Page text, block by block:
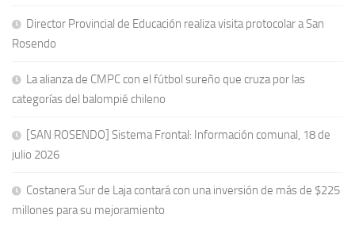
Director Provincial de Educación realiza visita protocolar a San
Rosendo
La alianza de CMPC con el fútbol sureño que cruza por las
categorías del balompié chileno
[SAN ROSENDO] Sistema Frontal: Información comunal, 18 de
julio 2026
Costanera Sur de Laja contará con una inversión de más de $225
millones para su mejoramiento